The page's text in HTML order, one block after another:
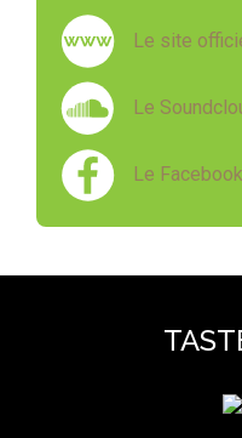
Le site
Le
Le